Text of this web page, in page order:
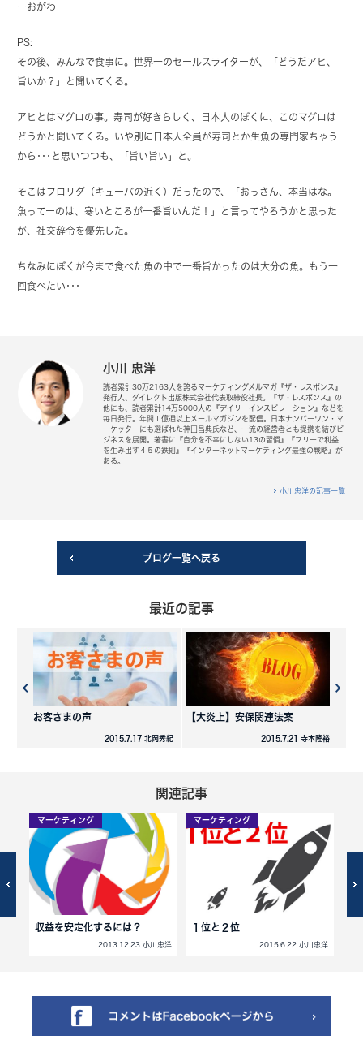
ーおがわ
PS:
その後、みんなで食事に。世界一のセールスライターが、「どうだアヒ、
旨いか？」と聞いてくる。
アヒとはマグロの事。寿司が好きらしく、日本人のぼくに、このマグロは
どうかと聞いてくる。いや別に日本人全員が寿司とか生魚の専門家ちゃう
から･･･と思いつつも、「旨い旨い」と。
そこはフロリダ（キューバの近く）だったので、「おっさん、本当はな。
魚ってーのは、寒いところが一番旨いんだ！」と言ってやろうかと思った
が、社交辞令を優先した。
ちなみにぼくが今まで食べた魚の中で一番旨かったのは大分の魚。もう一
回食べたい･･･
小川 忠洋
読者累計30万2163人を誇るマーケティングメルマガ『ザ・レスポンス』
発行人、ダイレクト出版株式会社代表取締役社長。『ザ・レスポンス』の
他にも、読者累計14万5000人の『デイリーインスピレーション』などを
毎日発行。年間１億通以上メールマガジンを配信。日本ナンバーワン・マ
ーケッターにも選ばれた神田昌典氏など、一流の経営者とも提携を結びビ
ジネスを展開。著書に『自分を不幸にしない13の習慣』『フリーで利益
を生み出す４５の鉄則』『インターネットマーケティング最強の戦略』が
ある。
小川忠洋の記事一覧
ブログ一覧へ戻る
最近の記事
お客さまの声
2015.7.17 北岡秀紀
【大炎上】安保関連法案
2015.7.21 寺本隆裕
関連記事
マーケティング
収益を安定化するには？
2013.12.23 小川忠洋
マーケティング
１位と２位
2015.6.22 小川忠洋